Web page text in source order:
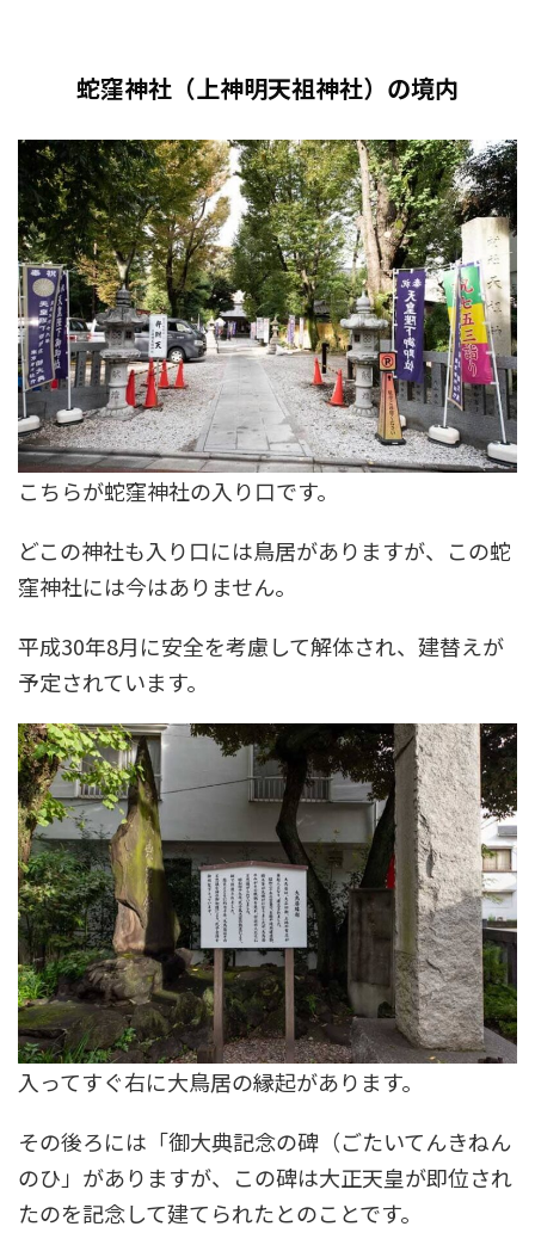
蛇窪神社（上神明天祖神社）の境内
こちらが蛇窪神社の入り口です。
どこの神社も入り口には鳥居がありますが、この蛇
窪神社には今はありません。
平成30年8月に安全を考慮して解体され、建替えが
予定されています。
入ってすぐ右に大鳥居の縁起があります。
その後ろには「御大典記念の碑（ごたいてんきねん
のひ」がありますが、この碑は大正天皇が即位され
たのを記念して建てられたとのことです。